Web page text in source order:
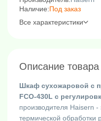
Наличие:Под заказ
Все характеристики
Описание товара
Шкаф сухожаровой с
FCO-430L с
производителя Haisern
термической обработки